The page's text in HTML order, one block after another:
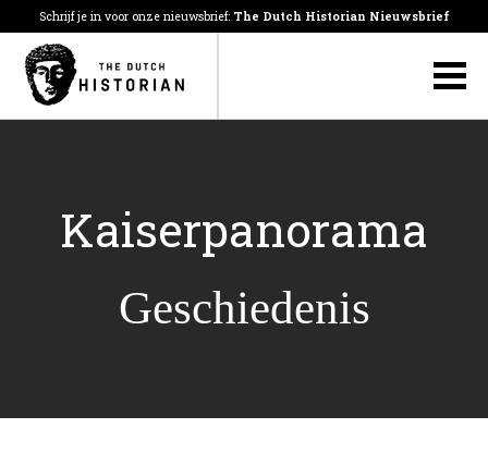
Schrijf je in voor onze nieuwsbrief: The Dutch Historian Nieuwsbrief
Kaiserpanorama
Geschiedenis